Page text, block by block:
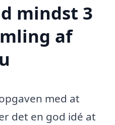
mindst 3
af
med at
det en god idé at